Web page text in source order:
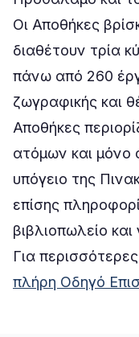
Οι Αποθήκες
διαθέτουν τρία
πάνω από 260
ζωγραφικής και
Αποθήκες
ατόμων και μόνο
υπόγειο της
επίσης
βιβλιοπωλείο
Για
πλήρη Οδηγό